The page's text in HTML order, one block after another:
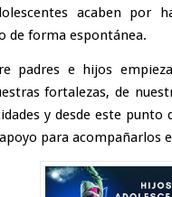
acaben por
de forma espontánea.
padres e hijos
fortalezas, de
y desde este
para acompañarlos